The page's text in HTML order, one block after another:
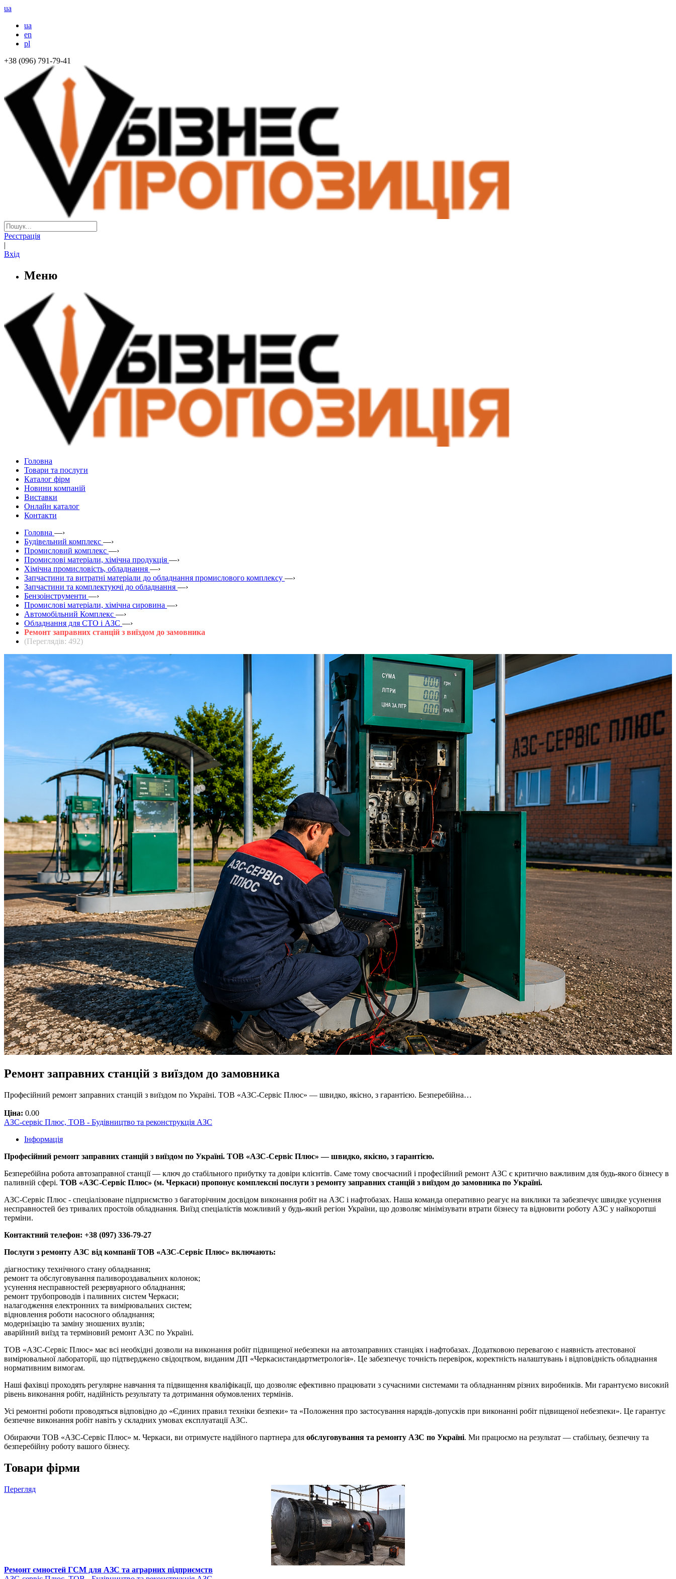
ua
ua
en
pl
+38 (096) 791-79-41
Реєстрація
|
Вхід
Меню
Головна
Товари та послуги
Каталог фірм
Новини компаній
Виставки
Онлайн каталог
Контакти
Головна —›
Будівельний комплекс —›
Промисловий комплекс —›
Промислові матеріали, хімічна продукція —›
Хімічна промисловість, обладнання —›
Запчастини та витратні матеріали до обладнання промислового комплексу —›
Запчастини та комплектуючі до обладнання —›
Бензоінструменти —›
Промислові матеріали, хімічна сировина —›
Автомобільний Комплекс —›
Обладнання для СТО і АЗС —›
Ремонт заправних станцій з виїздом до замовника
(Переглядів: 492)
Ремонт заправних станцій з виїздом до замовника
Професійний ремонт заправних станцій з виїздом по Україні. ТОВ «АЗС-Сервіс Плюс» — швидко, якісно, з гарантією. Безперебійна…
Ціна: 0.00
АЗС-сервіс Плюс, ТОВ - Будівництво та реконструкція АЗС
Інформація
Професійний ремонт заправних станцій з виїздом по Україні. ТОВ «АЗС-Сервіс Плюс» — швидко, якісно, з гарантією.
Безперебійна робота автозаправної станції — ключ до стабільного прибутку та довіри клієнтів. Саме тому своєчасний і професійний ремонт АЗС є критично важливим для будь-якого бізнесу в
паливній сфері. ТОВ «АЗС-Сервіс Плюс» (м. Черкаси) пропонує комплексні послуги з ремонту заправних станцій з виїздом до замовника по Україні.
АЗС-Сервіс Плюс - спеціалізоване підприємство з багаторічним досвідом виконання робіт на АЗС і нафтобазах. Наша команда оперативно реагує на виклики та забезпечує швидке усунення
несправностей без тривалих простоїв обладнання. Виїзд спеціалістів можливий у будь-який регіон України, що дозволяє мінімізувати втрати бізнесу та відновити роботу АЗС у найкоротші
терміни.
Контактний телефон: +38 (097) 336-79-27
Послуги з ремонту АЗС від компанії ТОВ «АЗС-Сервіс Плюс» включають:
діагностику технічного стану обладнання;
ремонт та обслуговування паливороздавальних колонок;
усунення несправностей резервуарного обладнання;
ремонт трубопроводів і паливних систем Черкаси;
налагодження електронних та вимірювальних систем;
відновлення роботи насосного обладнання;
модернізацію та заміну зношених вузлів;
аварійний виїзд та терміновий ремонт АЗС по Україні.
ТОВ «АЗС-Сервіс Плюс» має всі необхідні дозволи на виконання робіт підвищеної небезпеки на автозаправних станціях і нафтобазах. Додатковою перевагою є наявність атестованої
вимірювальної лабораторії, що підтверджено свідоцтвом, виданим ДП «Черкасистандартметрологія». Це забезпечує точність перевірок, коректність налаштувань і відповідність обладнання
нормативним вимогам.
Наші фахівці проходять регулярне навчання та підвищення кваліфікації, що дозволяє ефективно працювати з сучасними системами та обладнанням різних виробників. Ми гарантуємо високий
рівень виконання робіт, надійність результату та дотримання обумовлених термінів.
Усі ремонтні роботи проводяться відповідно до «Єдиних правил техніки безпеки» та «Положення про застосування нарядів-допусків при виконанні робіт підвищеної небезпеки». Це гарантує
безпечне виконання робіт навіть у складних умовах експлуатації АЗС.
Обираючи ТОВ «АЗС-Сервіс Плюс» м. Черкаси, ви отримуєте надійного партнера для обслуговування та ремонту АЗС по Україні. Ми працюємо на результат — стабільну, безпечну та
безперебійну роботу вашого бізнесу.
Товари фірми
Перегляд
Ремонт ємностей ГСМ для АЗС та аграрних підприємств